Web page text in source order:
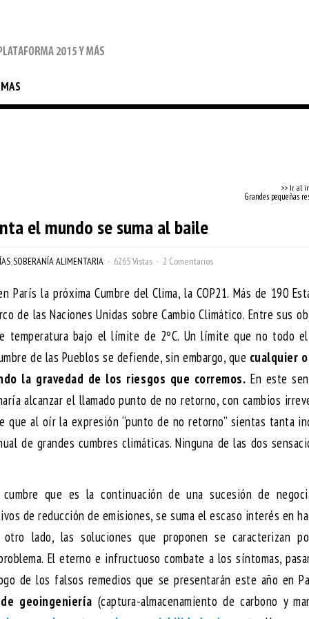
>> Ir al
Grandes pequeñas
el mundo se suma al baile
,SOBERANÍA ALIMENTARIA 6265 Vistas 2 Comentarios
París la próxima Cumbre del Clima, la COP21. Más de 190
de las Naciones Unidas sobre Cambio Climático. Entre sus
temperatura bajo el límite de 2ºC. Un límite que no todo
de las Pueblos se defiende, sin embargo, que cualquier
la gravedad de los riesgos que corremos. En este
alcanzar el llamado punto de no retorno, con cambios
que al oír la expresión “punto de no retorno” sientas tanta
de grandes cumbres climáticas. Ninguna de las dos
que es la continuación de una sucesión de
de reducción de emisiones, se suma el escaso interés en
lado, las soluciones que proponen se caracterizan
El eterno e infructuoso combate a los síntomas,
de los falsos remedios que se presentarán este año en
geoingeniería (captura-almacenamiento de carbono y